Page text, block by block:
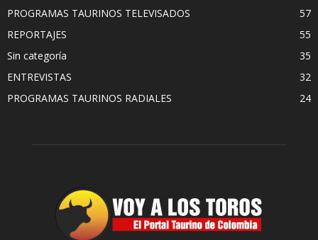
PROGRAMAS TAURINOS TELEVISADOS
57
REPORTAJES
55
Sin categoría
35
ENTREVISTAS
32
PROGRAMAS TAURINOS RADIALES
24